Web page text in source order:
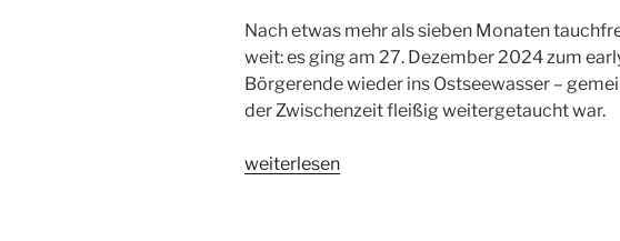
Nach etwas mehr als sieben Monaten
weit: es ging am 27. Dezember 2024 zum
Börgerende wieder ins Ostseewasser –
der Zwischenzeit fleißig weitergetaucht war.
„Mehr
weiterlesen